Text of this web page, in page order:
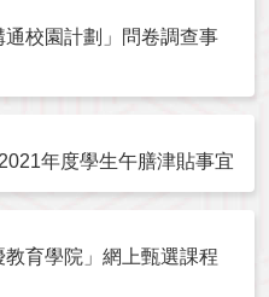
校園計劃」問卷調查事
年度學生午膳津貼事宜
育學院」網上甄選課程